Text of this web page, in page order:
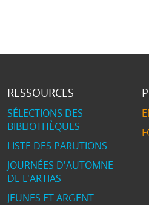
RESSOURCES
SÉLECTIONS DES
BIBLIOTHÈQUES
LISTE DES PARUTIONS
JOURNÉES D'AUTOMNE
DE L'ARTIAS
JEUNES ET ARGENT